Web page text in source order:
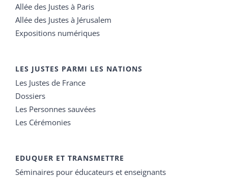
Allée des Justes à Paris
Allée des Justes à Jérusalem
Expositions numériques
LES JUSTES PARMI LES NATIONS
Les Justes de France
Dossiers
Les Personnes sauvées
Les Cérémonies
EDUQUER ET TRANSMETTRE
Séminaires pour éducateurs et enseignants